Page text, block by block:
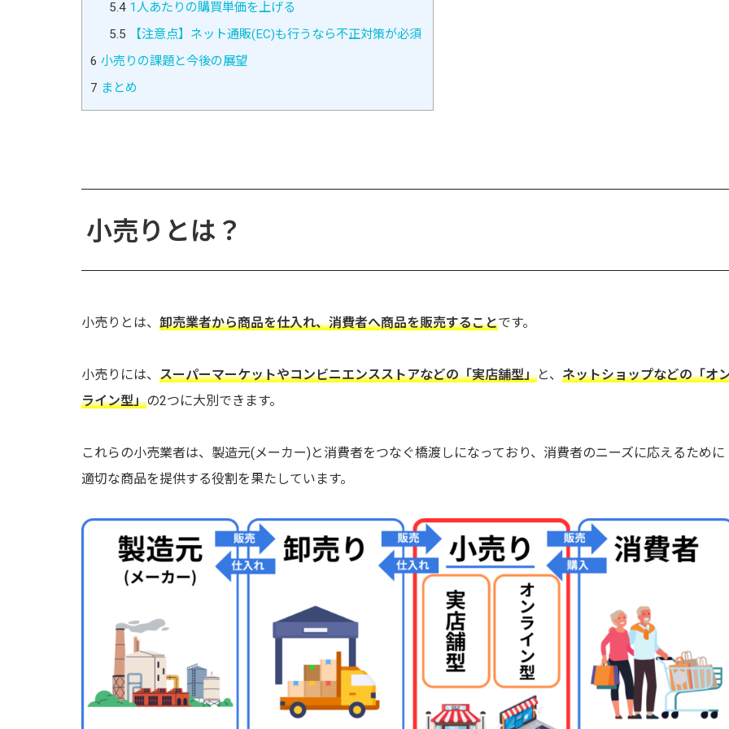
5.41人あたりの購買単価を上げる
5.5 【注意点】ネット通販(EC)も行うなら不正対策が必須
6 小売りの課題と今後の展望
7 まとめ
小売りとは？
小売りとは、 卸売業者から商品を仕入れ、消費者へ商品を販売することです。
小売りには、 スーパーマーケットやコンビニエンスストアなどの「実店舗型」と、 ネットショップなどの「オ
ライン型」の2つに大別できます。
これらの小売業者は、製造元(メーカー)と消費者をつなぐ橋渡しになっており、消費者のニーズに応えるために
適切な商品を提供する役割を果たしています。